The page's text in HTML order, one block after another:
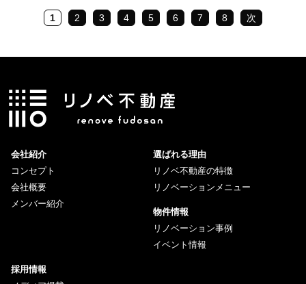
1 2 3 4 5 6 7 8 次
会社紹介
コンセプト
会社概要
メンバー紹介
選ばれる理由
リノベ不動産の特徴
リノベーションメニュー
物件情報
リノベーション事例
イベント情報
採用情報